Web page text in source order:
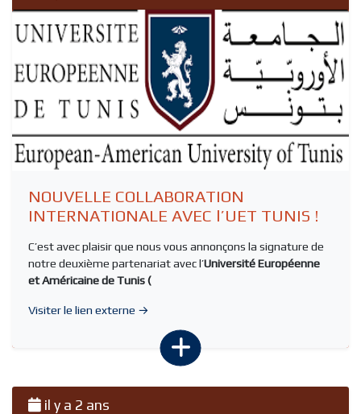
NOUVELLE COLLABORATION
INTERNATIONALE AVEC l’UET TUNIS !
C’est avec plaisir que nous vous annonçons la signature de
notre deuxième partenariat avec l’Université Européenne
et Américaine de Tunis (
Visiter le lien externe →
il y a 2 ans